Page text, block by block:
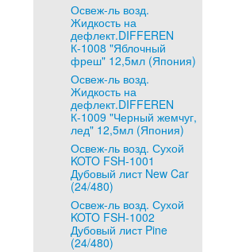
Освеж-ль возд.
Жидкость на
дефлект.DIFFEREN
К-1008 "Яблочный
фреш" 12,5мл (Япония)
Освеж-ль возд.
Жидкость на
дефлект.DIFFEREN
К-1009 "Черный жемчуг,
лед" 12,5мл (Япония)
Освеж-ль возд. Сухой
KOTO FSH-1001
Дубовый лист New Car
(24/480)
Освеж-ль возд. Сухой
KOTO FSH-1002
Дубовый лист Pine
(24/480)